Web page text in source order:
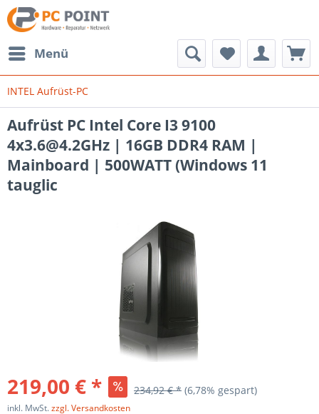
Menü
INTEL Aufrüst-PC
Aufrüst PC Intel Core I3 9100
4x3.6@4.2GHz | 16GB DDR4 RAM |
Mainboard | 500WATT (Windows 11
tauglic
219,00 € * 234,92 € * (6,78% gespart)
inkl. MwSt.zzgl. Versandkosten